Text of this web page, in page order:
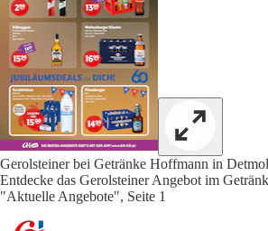
Gerolsteiner bei Getränke Hoffmann in
Entdecke das Gerolsteiner Angebot im
"Aktuelle Angebote", Seite 1